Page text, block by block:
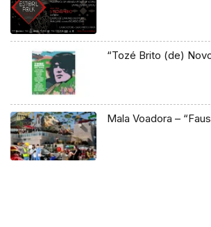
“Tozé Brito (de)
Mala Voadora –